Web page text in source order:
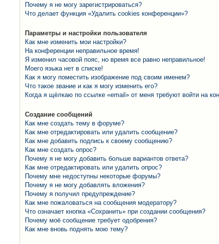
Почему я не могу зарегистрироваться?
Что делает функция «Удалить cookies конференции»?
Параметры и настройки пользователя
Как мне изменить мои настройки?
На конференции неправильное время!
Я изменил часовой пояс, но время все равно неправильное!
Моего языка нет в списке!
Как я могу поместить изображение под своим именем?
Что такое звание и как я могу изменить его?
Когда я щёлкаю по ссылке «email» от меня требуют войти на
Создание сообщений
Как мне создать тему в форуме?
Как мне отредактировать или удалить сообщение?
Как мне добавить подпись к своему сообщению?
Как мне создать опрос?
Почему я не могу добавить больше вариантов ответа?
Как мне отредактировать или удалить опрос?
Почему мне недоступны некоторые форумы?
Почему я не могу добавлять вложения?
Почему я получил предупреждение?
Как мне пожаловаться на сообщения модератору?
Что означает кнопка «Сохранить» при создании сообщения?
Почему моё сообщение требует одобрения?
Как мне вновь поднять мою тему?